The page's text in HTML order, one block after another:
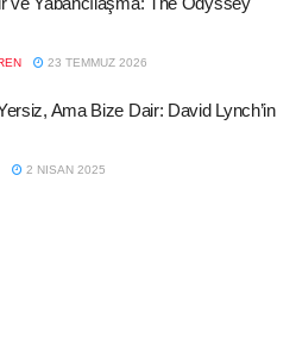
23 TEMMUZ 2026
Ama Bize Dair: David Lynch’in
2 NISAN 2025